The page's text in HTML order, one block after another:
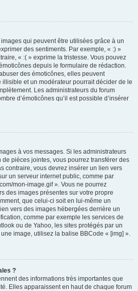
qui peuvent être utilisées grâce à un
des sentiments. Par exemple, « :) »
« :( » exprime la tristesse. Vous pouvez
depuis le formulaire de rédaction.
des émoticônes, elles peuvent
et un modérateur pourrait décider de le
Les administrateurs du forum
d’émoticônes qu’il est possible d’insérer
à vos messages. Si les administrateurs
de pièces jointes, vous pourrez transférer des
contraire, vous devrez insérer un lien vers
un serveur internet public, comme par
mon-image.gif ». Vous ne pourrez
des images présentes sur votre propre
que celui-ci soit en lui-même un
vers des images hébergées derrière un
comme par exemple les services de
ou de Yahoo, les sites protégés par un
image, utilisez la balise BBCode « [img] ».
?
des informations très importantes que
Elles apparaissent en haut de chaque forum